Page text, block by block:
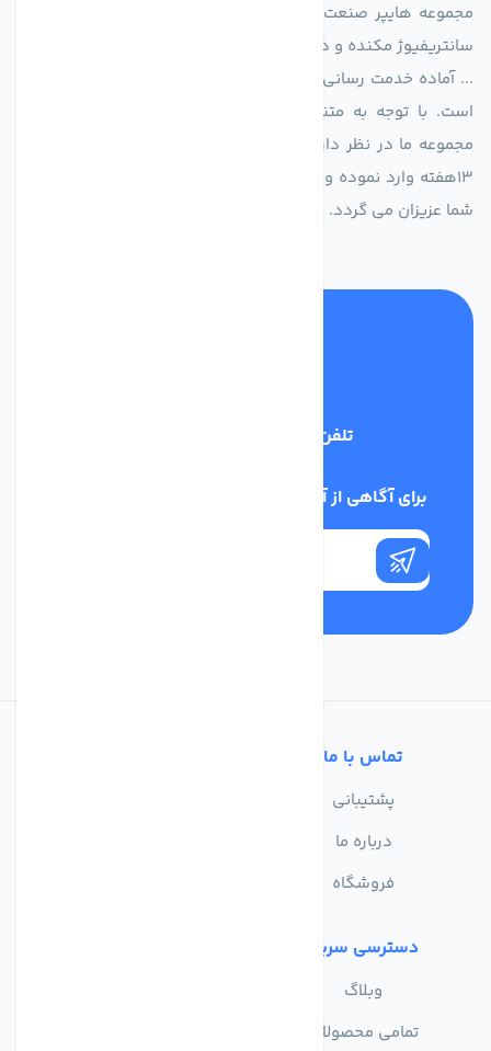
مجموعه هایپر صنعت ایران در امر تولید و واردات انواع فن های
سانتریفیوژ مکنده و دمنده آکسیال، سقفی، بین کانالی، مرغداری و
... آماده خدمت رسانی به شرکت های تولیدی، صنعتی و ساختمانی
است. با توجه به متنوع بودن فن های تولیدی کمپانی اروپایی
مجموعه ما در نظر دارد کالاهای تخصصی شما عزیزان رو در صرف
13هفته وارد نموده و این عمر باعث صرفه جویی در هزینه و زمان
شما عزیزان می گردد.
تلفن پشتیبانی
برای آگاهی از آخرین اخبار در خبرنامه ما عضو شوید
تماس با ما
پشتیبانی
درباره ما
فروشگاه
دسترسی سریع
وبلاگ
تمامی محصولات